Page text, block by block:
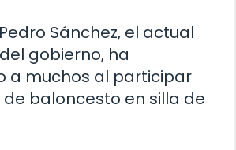
Sánchez, el actual
gobierno, ha
a muchos al participar
baloncesto en silla de